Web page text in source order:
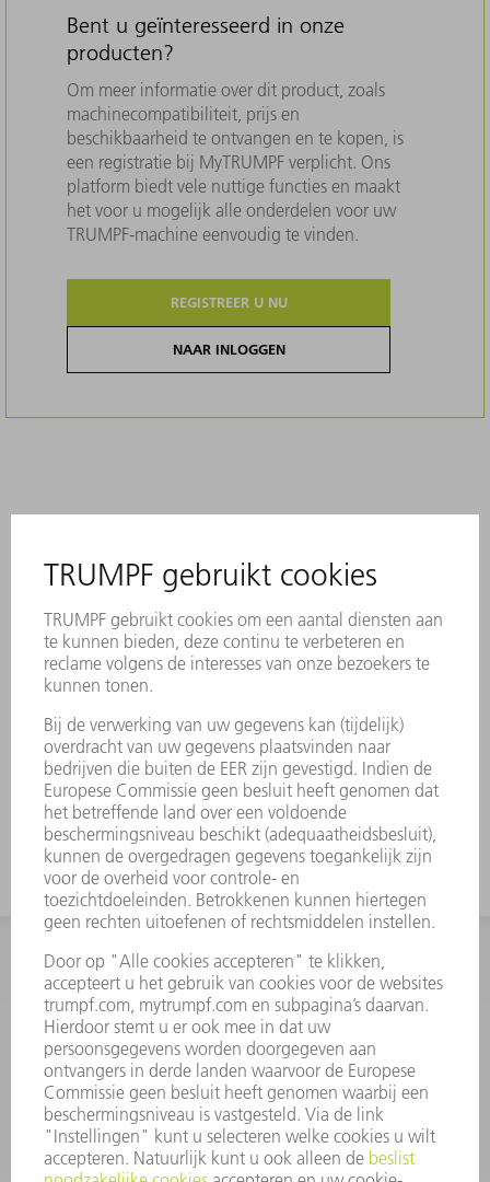
Bent u geïnteresseerd in onze
producten?
Om meer informatie over dit product, zoals
machinecompatibiliteit, prijs en
beschikbaarheid te ontvangen en te kopen, is
een registratie bij MyTRUMPF verplicht. Ons
platform biedt vele nuttige functies en maakt
het voor u mogelijk alle onderdelen voor uw
TRUMPF-machine eenvoudig te vinden.
REGISTREER U NU
NAAR INLOGGEN
(plaatonderzijde)
INFORMATIE
Veel gestelde vragen
Algemene voorwaarden
CONTACT
+31 88 4002 400
Ma. - vr. 8.00 - 17.00 uur
onderdelen.tnl@de.trumpf.com